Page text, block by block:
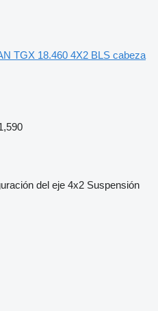
TGX 18.460 4X2 BLS cabeza
del eje 4x2 Suspensión